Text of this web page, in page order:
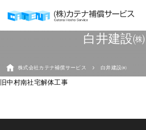
白井建設㈱
株式会社カテナ補償サービス 白井建設㈱
旧中村南社宅解体工事